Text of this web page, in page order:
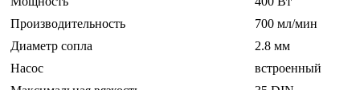
Производительность
700 мл/мин
Диаметр сопла
2.8 мм
Насос
встроенный